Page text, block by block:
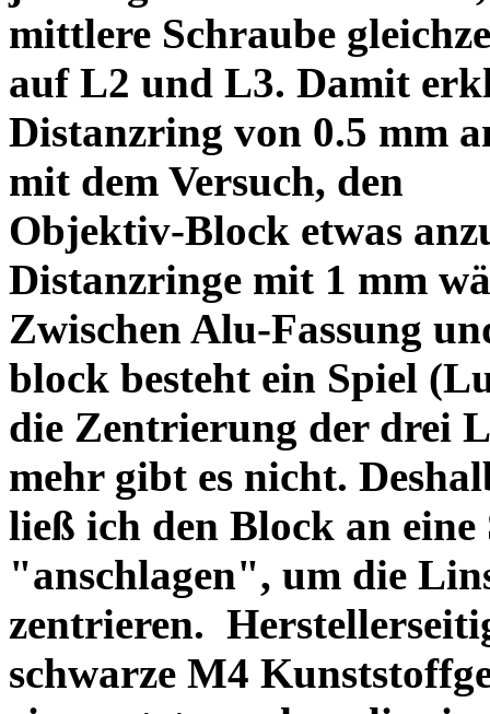
mittlere Schraube
auf L2 und L3. Damit
Distanzring von 0.5 mm
mit dem Versuch, den
Objektiv-Block etwas
Distanzringe mit 1 mm
Zwischen Alu-Fassung
block besteht ein Spiel
die Zentrierung der drei
mehr gibt es nicht.
ließ ich den Block an eine
"anschlagen", um die
zentrieren.
schwarze M4